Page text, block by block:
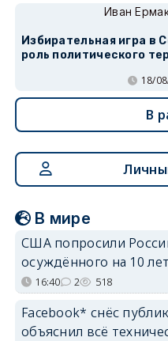
Иван
Избирательная игра в
роль политического
18/
В
В мире
США попросили
осуждённого на 10
16:40 2 518
Facebook* снёс
объяснил всё